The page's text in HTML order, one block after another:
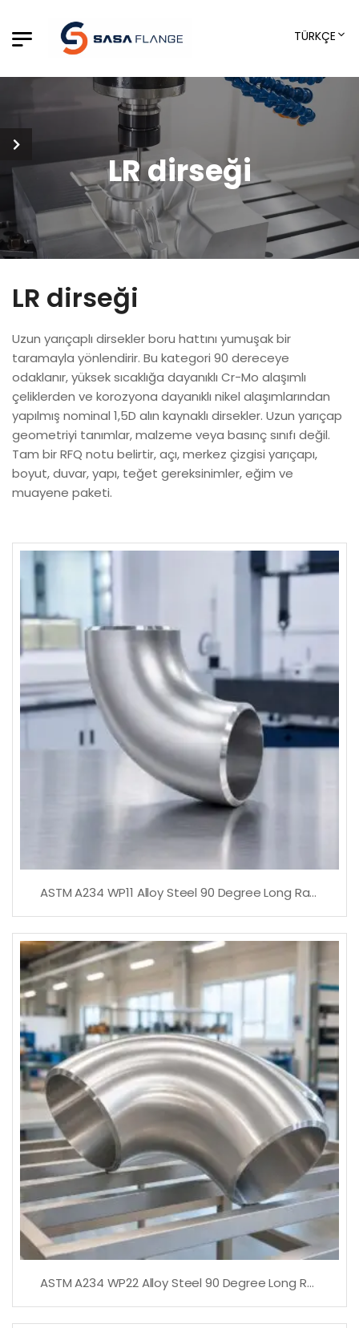
TÜRKÇE
LR dirseği
LR dirseği
Uzun yarıçaplı dirsekler boru hattını yumuşak bir
taramayla yönlendirir. Bu kategori 90 dereceye
odaklanır, yüksek sıcaklığa dayanıklı Cr-Mo alaşımlı
çeliklerden ve korozyona dayanıklı nikel alaşımlarından
yapılmış nominal 1,5D alın kaynaklı dirsekler. Uzun yarıçap
geometriyi tanımlar, malzeme veya basınç sınıfı değil.
Tam bir RFQ notu belirtir, açı, merkez çizgisi yarıçapı,
boyut, duvar, yapı, teğet gereksinimler, eğim ve
muayene paketi.
ASTM A234 WP11 Alloy Steel 90 Degree Long Radius Elbow
ASTM A234 WP22 Alloy Steel 90 Degree Long Radius Elbow